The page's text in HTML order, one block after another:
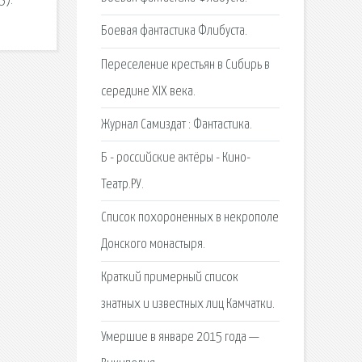
Боевая фантастика Флибуста.
Переселение крестьян в Сибирь в
середине XIX века.
Журнал Самиздат : Фантастика.
Б - российские актёры - Кино-
Театр.РУ.
Список похороненных в некрополе
Донского монастыря.
Краткий примерный список
знатных и известных лиц Камчатки.
Умершие в январе 2015 года —